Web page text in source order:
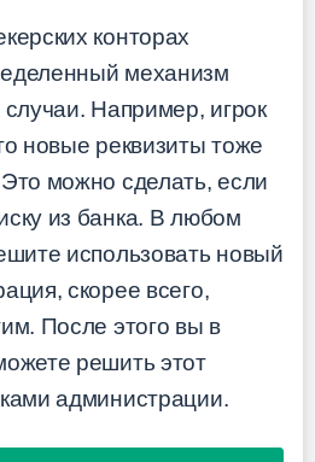
конторах
механизм
Например, игрок
новые реквизиты тоже
можно сделать, если
из банка. В любом
использовать новый
скорее всего,
После этого вы в
решить этот
администрации.